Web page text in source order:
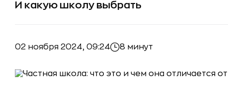
И какую школу выбрать
02 ноября 2024, 09:24 8 минут